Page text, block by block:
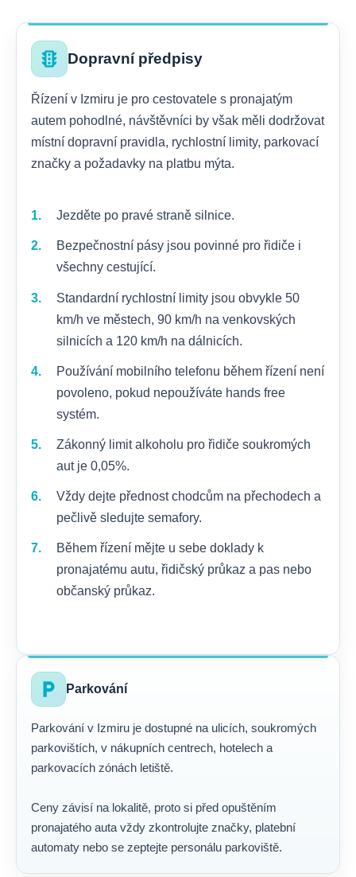
traffic Dopravní předpisy
Řízení v Izmiru je pro cestovatele s pronajatým
autem pohodlné, návštěvníci by však měli dodržovat
místní dopravní pravidla, rychlostní limity, parkovací
značky a požadavky na platbu mýta.
Jezděte po pravé straně silnice.
Bezpečnostní pásy jsou povinné pro řidiče i
všechny cestující.
Standardní rychlostní limity jsou obvykle 50
km/h ve městech, 90 km/h na venkovských
silnicích a 120 km/h na dálnicích.
Používání mobilního telefonu během řízení není
povoleno, pokud nepoužíváte hands free
systém.
Zákonný limit alkoholu pro řidiče soukromých
aut je 0,05%.
Vždy dejte přednost chodcům na přechodech a
pečlivě sledujte semafory.
Během řízení mějte u sebe doklady k
pronajatému autu, řidičský průkaz a pas nebo
občanský průkaz.
local_parking Parkování
Parkování v Izmiru je dostupné na ulicích, soukromých
parkovištích, v nákupních centrech, hotelech a
parkovacích zónách letiště.
Ceny závisí na lokalitě, proto si před opuštěním
pronajatého auta vždy zkontrolujte značky, platební
automaty nebo se zeptejte personálu parkoviště.